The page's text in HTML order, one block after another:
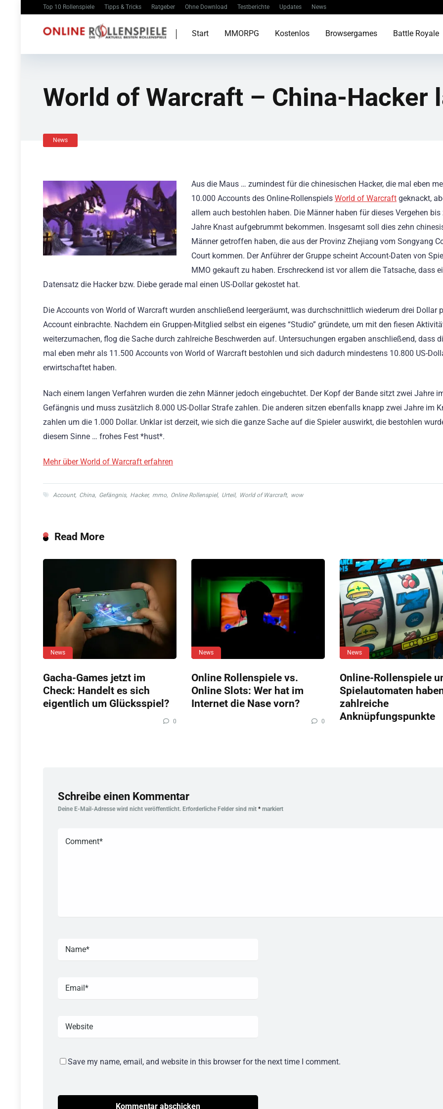
Top 10 Rollenspiele Tipps & Tricks Ratgeber Ohne Download Testberichte Updates News
Start MMORPG Kostenlos Browsergames Battle Royale
World of Warcraft – China-Hacker
News
Aus die Maus … zumindest für die chinesischen Hacker, die mal eben
10.000 Accounts des Online-Rollenspiels World of Warcraft geknackt,
allem auch bestohlen haben. Die Männer haben für dieses Vergehen bis
Jahre Knast aufgebrummt bekommen. Insgesamt soll dies zehn
Männer getroffen haben, die aus der Provinz Zhejiang vom Songyang
Court kommen. Der Anführer der Gruppe scheint Account-Daten von
MMO gekauft zu haben. Erschreckend ist vor allem die Tatsache, dass
Datensatz die Hacker bzw. Diebe gerade mal einen US-Dollar gekostet hat.
Die Accounts von World of Warcraft wurden anschließend leergeräumt, was durchschnittlich wiederum drei Dollar
Account einbrachte. Nachdem ein Gruppen-Mitglied selbst ein eigenes “Studio” gründete, um mit den fiesen
weiterzumachen, flog die Sache durch zahlreiche Beschwerden auf. Untersuchungen ergaben anschließend, dass
mal eben mehr als 11.500 Accounts von World of Warcraft bestohlen und sich dadurch mindestens 10.800 US-
erwirtschaftet haben.
Nach einem langen Verfahren wurden die zehn Männer jedoch eingebuchtet. Der Kopf der Bande sitzt zwei Jahre
Gefängnis und muss zusätzlich 8.000 US-Dollar Strafe zahlen. Die anderen sitzen ebenfalls knapp zwei Jahre im
zahlen um die 1.000 Dollar. Unklar ist derzeit, wie sich die ganze Sache auf die Spieler auswirkt, die bestohlen
diesem Sinne … frohes Fest *hust*.
Mehr über World of Warcraft erfahren
Account, China, Gefängnis, Hacker, mmo, Online Rollenspiel, Urteil, World of Warcraft, wow
Read More
News
Gacha-Games jetzt im
Check: Handelt es sich
eigentlich um Glücksspiel?
0
News
Online Rollenspiele vs.
Online Slots: Wer hat im
Internet die Nase vorn?
0
News
Online-Rollenspiele
Spielautomaten
zahlreiche
Anknüpfungspunkte
Schreibe einen Kommentar
Deine E-Mail-Adresse wird nicht veröffentlicht. Erforderliche Felder sind mit * markiert
Save my name, email, and website in this browser for the next time I comment.